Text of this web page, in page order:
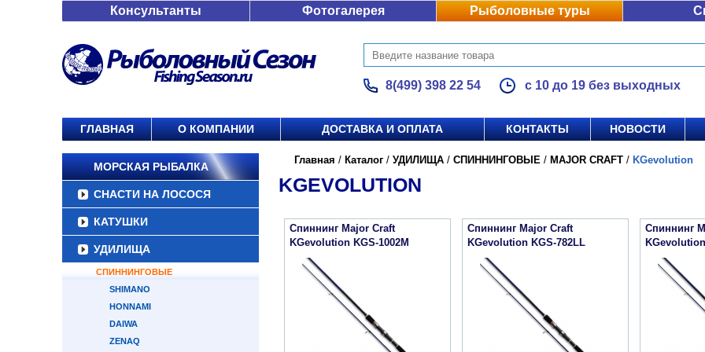
Консультанты Фотогалерея Рыболовные туры
8(499) 398 22 54 с 10 до 19 без выходных
ГЛАВНАЯ О КОМПАНИИ ДОСТАВКА И ОПЛАТА КОНТАКТЫ НОВОСТИ
МОРСКАЯ РЫБАЛКА
СНАСТИ НА ЛОСОСЯ
КАТУШКИ
УДИЛИЩА
СПИННИНГОВЫЕ
SHIMANO
HONNAMI
DAIWA
ZENAQ
Главная / Каталог / УДИЛИЩА / СПИННИНГОВЫЕ / MAJOR CRAFT / KGevolution
KGEVOLUTION
Спиннинг Major Craft
KGevolution KGS-1002M
Спиннинг Major Craft
KGevolution KGS-782LL
Спиннинг